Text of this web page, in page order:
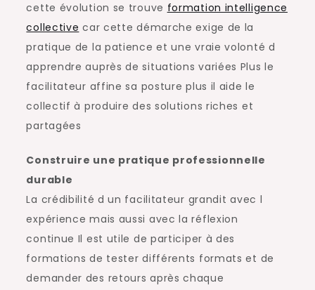
cette évolution se trouve formation intelligence
collective car cette démarche exige de la
pratique de la patience et une vraie volonté d
apprendre auprès de situations variées Plus le
facilitateur affine sa posture plus il aide le
collectif à produire des solutions riches et
partagées
Construire une pratique professionnelle
durable
La crédibilité d un facilitateur grandit avec l
expérience mais aussi avec la réflexion
continue Il est utile de participer à des
formations de tester différents formats et de
demander des retours après chaque